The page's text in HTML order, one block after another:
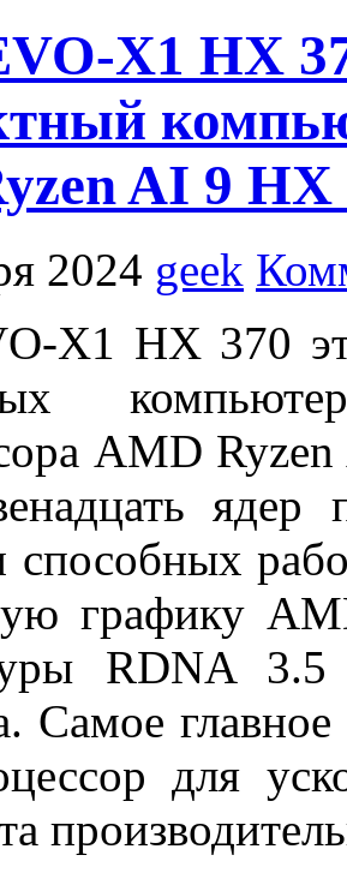
X1 HX
AI 9 HX
2024 geek
X1 HX 370
AMD
способных
графику
RDNA
Самое
для